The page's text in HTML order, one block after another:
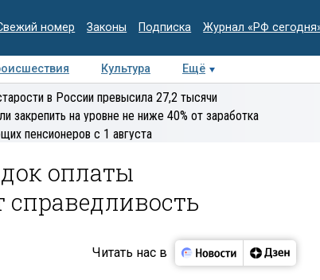
номер Законы Подписка Журнал «РФ
Культура Ещё
Интервью Колумнисты
в России превысила 27,2 тысячи
закрепить на уровне не ниже 40% от заработка
пенсионеров с 1 августа
оплаты
справедливость
Читать нас в